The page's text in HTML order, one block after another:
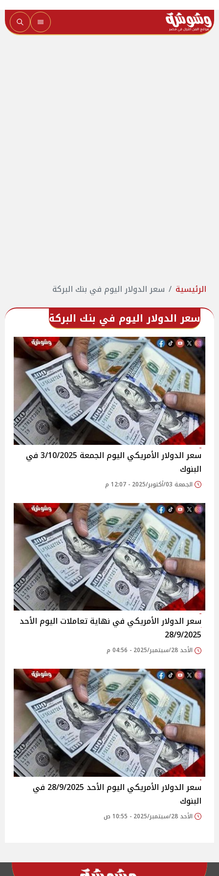
الرئيسية سعر الدولار اليوم في بنك البركة
سعر الدولار اليوم في بنك البركة
سعر الدولار الأمريكي اليوم الجمعة 3/10/2025 في
البنوك
الجمعة 03/أكتوبر/2025 - 12:07 م
سعر الدولار الأمريكي في نهاية تعاملات اليوم الأحد
28/9/2025
الأحد 28/سبتمبر/2025 - 04:56 م
سعر الدولار الأمريكي اليوم الأحد 28/9/2025 في
البنوك
الأحد 28/سبتمبر/2025 - 10:55 ص